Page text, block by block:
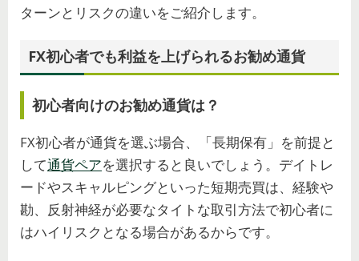
ターンとリスクの違いをご紹介します。
FX初心者でも利益を上げられるお勧め通貨
初心者向けのお勧め通貨は？
FX初心者が通貨を選ぶ場合、「長期保有」を前提と
して通貨ペアを選択すると良いでしょう。デイトレ
ードやスキャルピングといった短期売買は、経験や
勘、反射神経が必要なタイトな取引方法で初心者に
はハイリスクとなる場合があるからです。